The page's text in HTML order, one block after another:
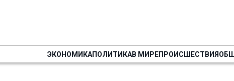
ЭКОНОМИКАПОЛИТИКАВ МИРЕПРОИСШЕСТВИЯ